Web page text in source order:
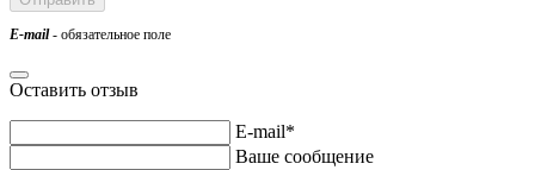
E-mail- обязательное поле
Оставить отзыв
E-mail*
Ваше сообщение